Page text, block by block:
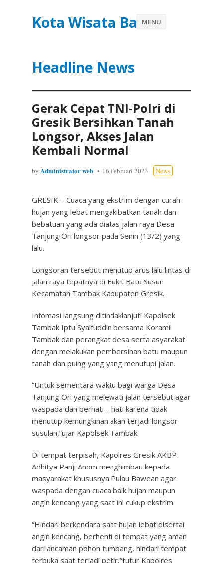
Kota Wisata Batu
Headline News
MENU
Gerak Cepat TNI-Polri di
Gresik Bersihkan Tanah
Longsor, Akses Jalan
Kembali Normal
by Administrator web 16 Februari 2023 News
GRESIK – Cuaca yang ekstrim dengan curah
hujan yang lebat mengakibatkan tanah dan
bebatuan yang ada diatas jalan raya Desa
Tanjung Ori longsor pada Senin (13/2) yang
lalu.
Longsoran tersebut menutup arus lalu lintas di
jalan raya tepatnya di Bukit Batu Susun
Kecamatan Tambak Kabupaten Gresik.
Infomasi langsung ditindaklanjuti Kapolsek
Tambak Iptu Syaifuddin bersama Koramil
Tambak dan perangkat desa serta asyarakat
dengan melakukan pembersihan batu maupun
tanah dan puing yang yang menutupi jalan.
“Untuk sementara waktu bagi warga Desa
Tanjung Ori yang melewati jalan tersebut agar
waspada dan berhati – hati karena tidak
menutup kemungkinan akan terjadi longsor
susulan,”ujar Kapolsek Tambak.
Di tempat terpisah, Kapolres Gresik AKBP
Adhitya Panji Anom menghimbau kepada
masyarakat khususnya Pulau Bawean agar
waspada dengan cuaca baik hujan maupun
angin kencang yang saat ini cukup ekstrim
“Hindari berkendara saat hujan lebat disertai
angin kencang, berhenti di tempat yang aman
dari ancaman pohon tumbang, hindari tempat
terbuka saat terjadi petir,”tutur Kapolres